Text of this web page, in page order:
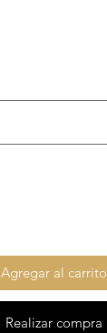
Agregar al carrito
Realizar compra